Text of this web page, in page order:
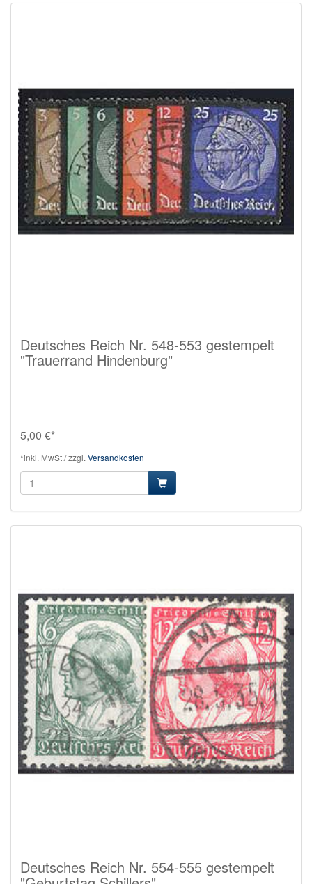
Deutsches Reich Nr. 548-553 gestempelt
"Trauerrand Hindenburg"
5,00 €*
*inkl. MwSt./ zzgl. Versandkosten
Deutsches Reich Nr. 554-555 gestempelt